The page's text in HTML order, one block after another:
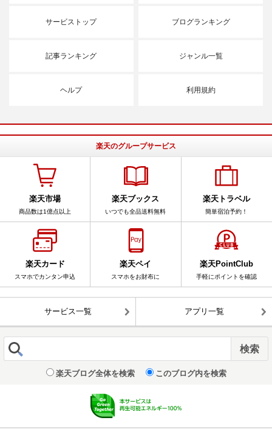
サービストップ ブログランキング
記事ランキング ジャンル一覧
ヘルプ 利用規約
楽天のグループサービス
楽天市場
商品数は1億点以上
楽天ブックス
いつでも全品送料無料
楽天トラベル
簡単宿泊予約！
楽天カード
スマホでカンタン申込
楽天ペイ
スマホをお財布に
楽天PointClub
手軽にポイントを確認
サービス一覧 アプリ一覧
楽天ブログ全体を検索 このブログ内を検索